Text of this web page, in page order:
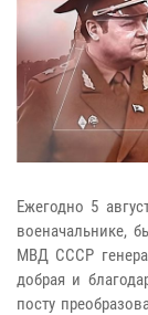
Ежегодно 5
военачальнике,
МВД СССР
добрая и
посту